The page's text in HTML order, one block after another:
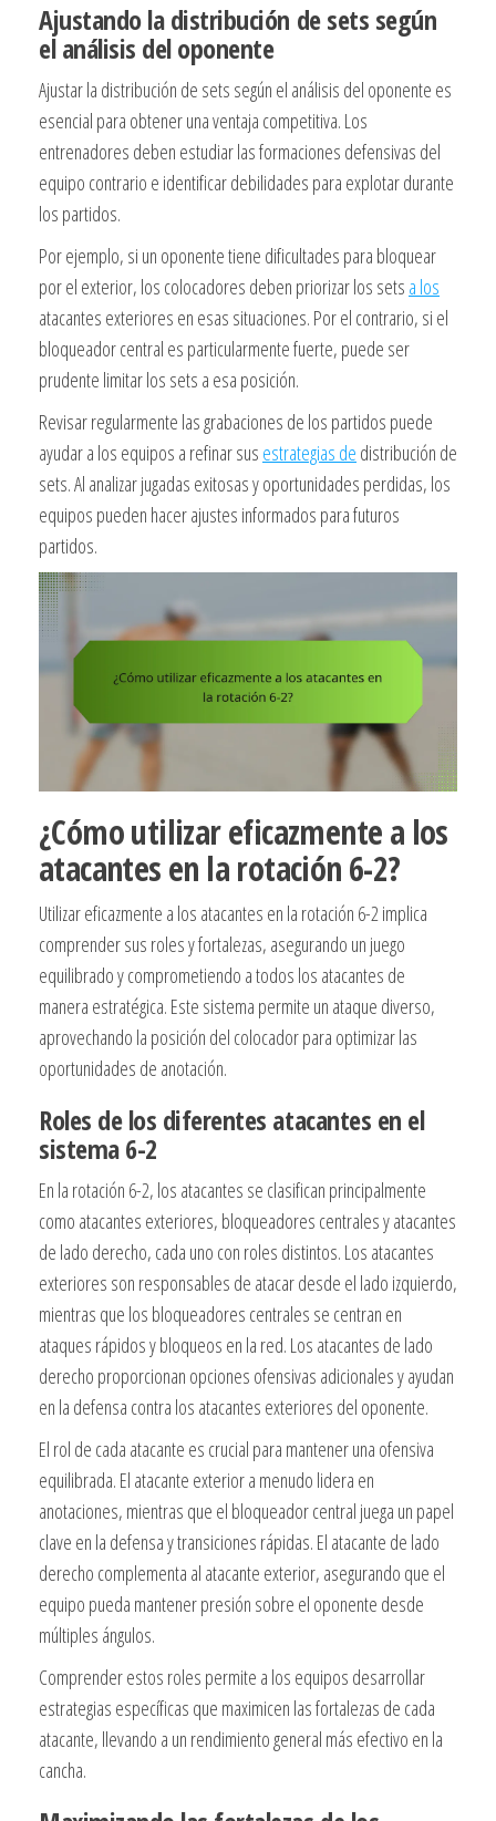
Ajustando la distribución de sets según
el análisis del oponente
Ajustar la distribución de sets según el análisis del oponente es
esencial para obtener una ventaja competitiva. Los
entrenadores deben estudiar las formaciones defensivas del
equipo contrario e identificar debilidades para explotar durante
los partidos.
Por ejemplo, si un oponente tiene dificultades para bloquear
por el exterior, los colocadores deben priorizar los sets a los
atacantes exteriores en esas situaciones. Por el contrario, si el
bloqueador central es particularmente fuerte, puede ser
prudente limitar los sets a esa posición.
Revisar regularmente las grabaciones de los partidos puede
ayudar a los equipos a refinar sus estrategias de distribución de
sets. Al analizar jugadas exitosas y oportunidades perdidas, los
equipos pueden hacer ajustes informados para futuros
partidos.
¿Cómo utilizar eficazmente a los
atacantes en la rotación 6-2?
Utilizar eficazmente a los atacantes en la rotación 6-2 implica
comprender sus roles y fortalezas, asegurando un juego
equilibrado y comprometiendo a todos los atacantes de
manera estratégica. Este sistema permite un ataque diverso,
aprovechando la posición del colocador para optimizar las
oportunidades de anotación.
Roles de los diferentes atacantes en el
sistema 6-2
En la rotación 6-2, los atacantes se clasifican principalmente
como atacantes exteriores, bloqueadores centrales y atacantes
de lado derecho, cada uno con roles distintos. Los atacantes
exteriores son responsables de atacar desde el lado izquierdo,
mientras que los bloqueadores centrales se centran en
ataques rápidos y bloqueos en la red. Los atacantes de lado
derecho proporcionan opciones ofensivas adicionales y ayudan
en la defensa contra los atacantes exteriores del oponente.
El rol de cada atacante es crucial para mantener una ofensiva
equilibrada. El atacante exterior a menudo lidera en
anotaciones, mientras que el bloqueador central juega un papel
clave en la defensa y transiciones rápidas. El atacante de lado
derecho complementa al atacante exterior, asegurando que el
equipo pueda mantener presión sobre el oponente desde
múltiples ángulos.
Comprender estos roles permite a los equipos desarrollar
estrategias específicas que maximicen las fortalezas de cada
atacante, llevando a un rendimiento general más efectivo en la
cancha.